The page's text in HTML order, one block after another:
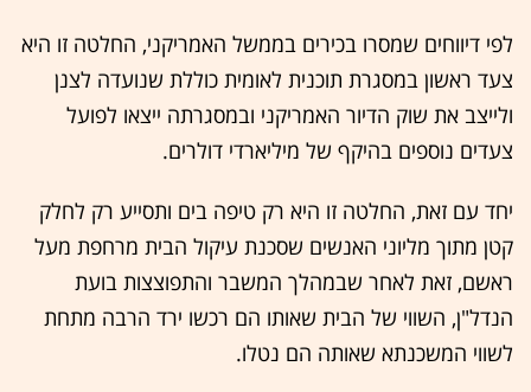
לפי דיווחים שמסרו בכירים בממשל האמריקני, החלטה זו היא
צעד ראשון במסגרת תוכנית לאומית כוללת שנועדה לצנן
ולייצב את שוק הדיור האמריקני ובמסגרתה ייצאו לפועל
צעדים נוספים בהיקף של מיליארדי דולרים.
יחד עם זאת, החלטה זו היא רק טיפה בים ותסייע רק לחלק
קטן מתוך מליוני האנשים שסכנת עיקול הבית מרחפת מעל
ראשם, זאת לאחר שבמהלך המשבר והתפוצצות בועת
הנדל"ן, השווי של הבית שאותו הם רכשו ירד הרבה מתחת
לשווי המשכנתא שאותה הם נטלו.